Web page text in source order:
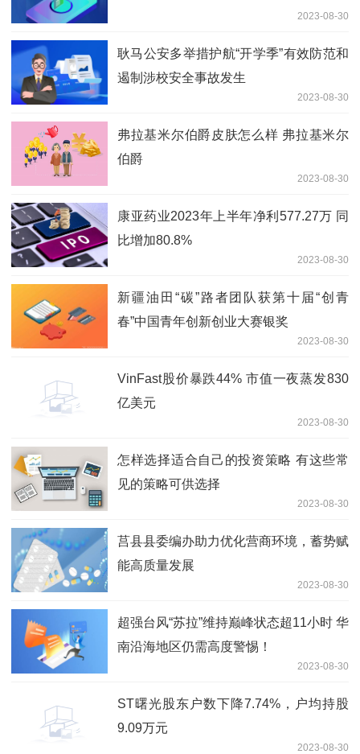
2023-08-30
耿马公安多举措护航“开学季”有效防范和
遏制涉校安全事故发生
2023-08-30
弗拉基米尔伯爵皮肤怎么样 弗拉基米尔
伯爵
2023-08-30
康亚药业2023年上半年净利577.27万 同
比增加80.8%
2023-08-30
新疆油田“碳”路者团队获第十届“创青
春”中国青年创新创业大赛银奖
2023-08-30
VinFast股价暴跌44% 市值一夜蒸发830
亿美元
2023-08-30
怎样选择适合自己的投资策略 有这些常
见的策略可供选择
2023-08-30
莒县县委编办助力优化营商环境，蓄势赋
能高质量发展
2023-08-30
超强台风“苏拉”维持巅峰状态超11小时 华
南沿海地区仍需高度警惕！
2023-08-30
ST曙光股东户数下降7.74%，户均持股
9.09万元
2023-08-30